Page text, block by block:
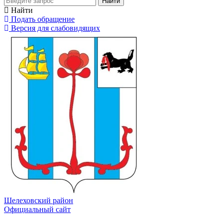
Найти
Подать обращение
Версия для слабовидящих
Шелеховский район
Официальный сайт